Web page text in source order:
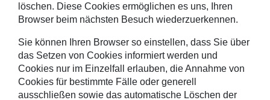
löschen. Diese Cookies ermöglichen es uns, Ihren
Browser beim nächsten Besuch wiederzuerkennen.
Sie können Ihren Browser so einstellen, dass Sie über
das Setzen von Cookies informiert werden und
Cookies nur im Einzelfall erlauben, die Annahme von
Cookies für bestimmte Fälle oder generell
ausschließen sowie das automatische Löschen der